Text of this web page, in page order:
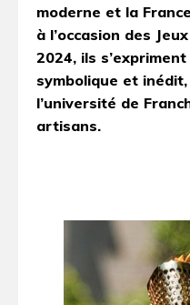
moderne et la
à l’occasion des
2024, ils
symbolique et
l’université de
artisans.